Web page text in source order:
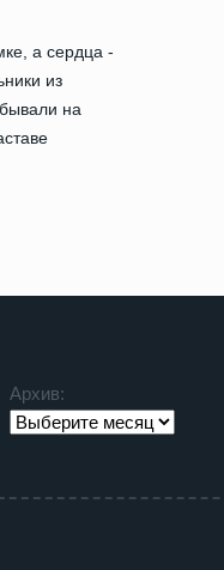
а сердца -
из
на
Архив: